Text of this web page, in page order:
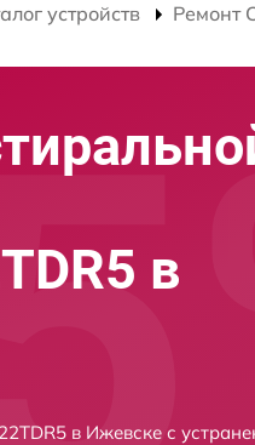
устройств Ремонт
в
в Ижевске с